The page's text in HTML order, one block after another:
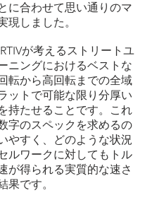
に合わせて思い通りのマ
現しました。
が考えるストリートユ
ニングにおけるベストな
転から高回転までの全域
ットで可能な限り分厚い
持たせることです。これ
字のスペックを求めるの
やすく、どのような状況
ルワークに対してもトル
が得られる実質的な速さ
果です。